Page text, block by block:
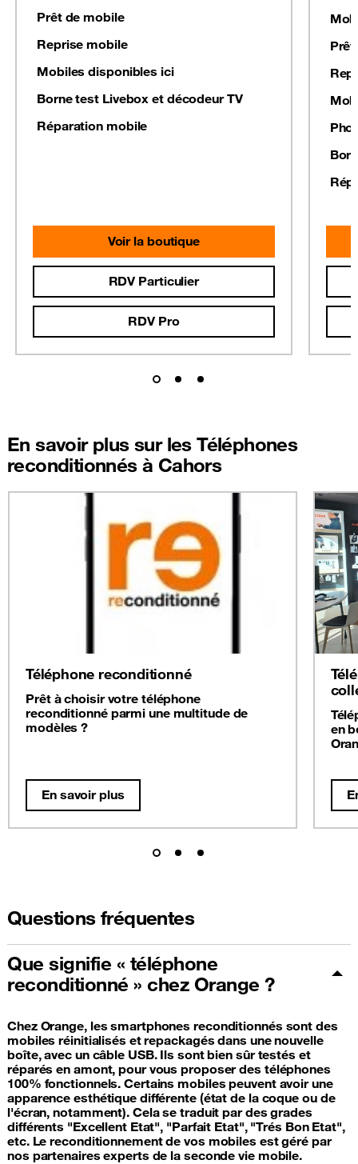
Prêt de mobile
Reprise mobile
Mobiles disponibles ici
Borne test Livebox et décodeur TV
Réparation mobile
Voir la boutique
RDV Particulier
RDV Pro
En savoir plus sur les Téléphones
reconditionnés à Cahors
Téléphone reconditionné
Prêt à choisir votre téléphone
reconditionné parmi une multitude de
modèles ?
En savoir plus
en
Questions fréquentes
Que signifie « téléphone
reconditionné » chez Orange ?
Chez Orange, les smartphones reconditionnés sont des
mobiles réinitialisés et repackagés dans une nouvelle
boîte, avec un câble USB. Ils sont bien sûr testés et
réparés en amont, pour vous proposer des téléphones
100% fonctionnels. Certains mobiles peuvent avoir une
apparence esthétique différente (état de la coque ou de
l'écran, notamment). Cela se traduit par des grades
différents "Excellent Etat", "Parfait Etat", "Trés Bon Etat",
etc. Le reconditionnement de vos mobiles est géré par
nos partenaires experts de la seconde vie mobile.